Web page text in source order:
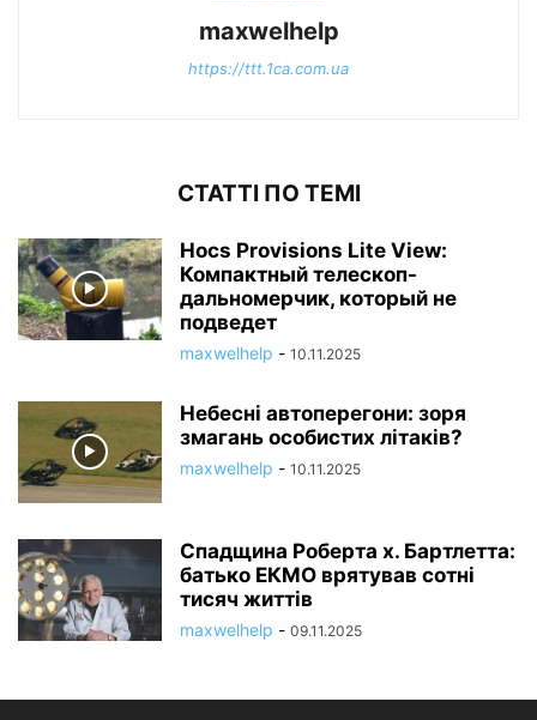
maxwelhelp
https://ttt.1ca.com.ua
СТАТТІ ПО ТЕМІ
Нocs Provisions Lite View:
Компактный телескоп-
дальномерчик, который не
подведет
maxwelhelp - 10.11.2025
Небесні автоперегони: зоря
змагань особистих літаків?
maxwelhelp - 10.11.2025
Спадщина Роберта х. Бартлетта:
батько ЕКМО врятував сотні
тисяч життів
maxwelhelp - 09.11.2025